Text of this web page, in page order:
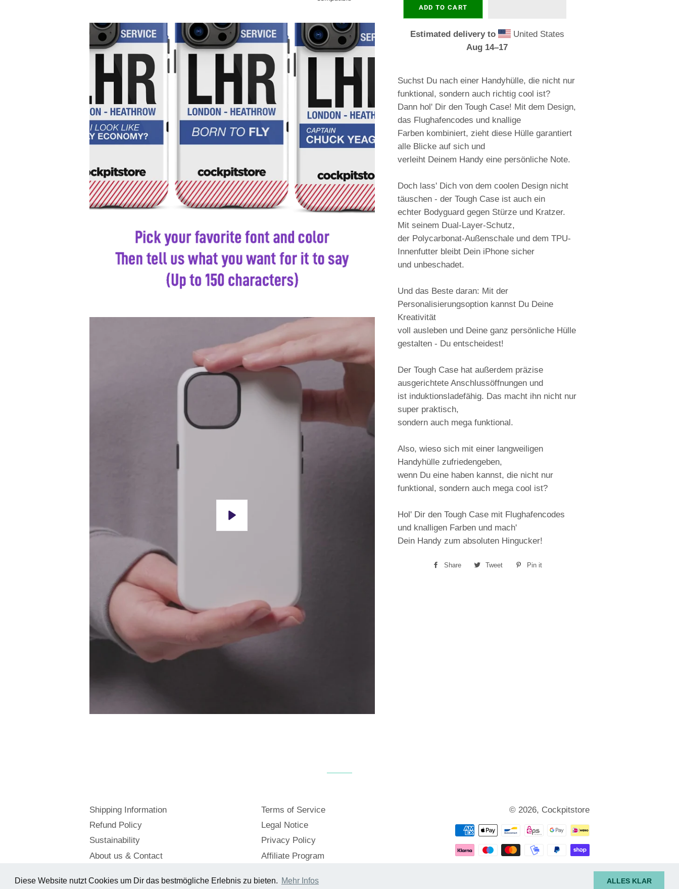
Diese Website nutzt Cookies um Dir das bestmögliche Erlebnis zu bieten. Mehr Infos ALLES KLAR
Play
ADD TO CART
Estimated delivery to
United States
Aug 14⁠–17
Suchst Du nach einer Handyhülle, die nicht nur
funktional, sondern auch richtig cool ist?
Dann hol' Dir den Tough Case! Mit dem Design,
das Flughafencodes und knallige
Farben kombiniert, zieht diese Hülle garantiert
alle Blicke auf sich und
verleiht Deinem Handy eine persönliche Note.
Doch lass' Dich von dem coolen Design nicht
täuschen - der Tough Case ist auch ein
echter Bodyguard gegen Stürze und Kratzer.
Mit seinem Dual-Layer-Schutz,
der Polycarbonat-Außenschale und dem TPU-
Innenfutter bleibt Dein iPhone sicher
und unbeschadet.
Und das Beste daran: Mit der
Personalisierungsoption kannst Du Deine
Kreativität
voll ausleben und Deine ganz persönliche Hülle
gestalten - Du entscheidest!
Der Tough Case hat außerdem präzise
ausgerichtete Anschlussöffnungen und
ist induktionsladefähig. Das macht ihn nicht nur
super praktisch,
sondern auch mega funktional.
Also, wieso sich mit einer langweiligen
Handyhülle zufriedengeben,
wenn Du eine haben kannst, die nicht nur
funktional, sondern auch mega cool ist?
Hol' Dir den Tough Case mit Flughafencodes
und knalligen Farben und mach'
Dein Handy zum absoluten Hingucker!
Share
Share
Tweet
Tweet
Pin it
Shipping Information
Refund Policy
Sustainability
About us & Contact
Terms of Service
Legal Notice
Privacy Policy
Affiliate Program
© 2026, Cockpitstore
methods